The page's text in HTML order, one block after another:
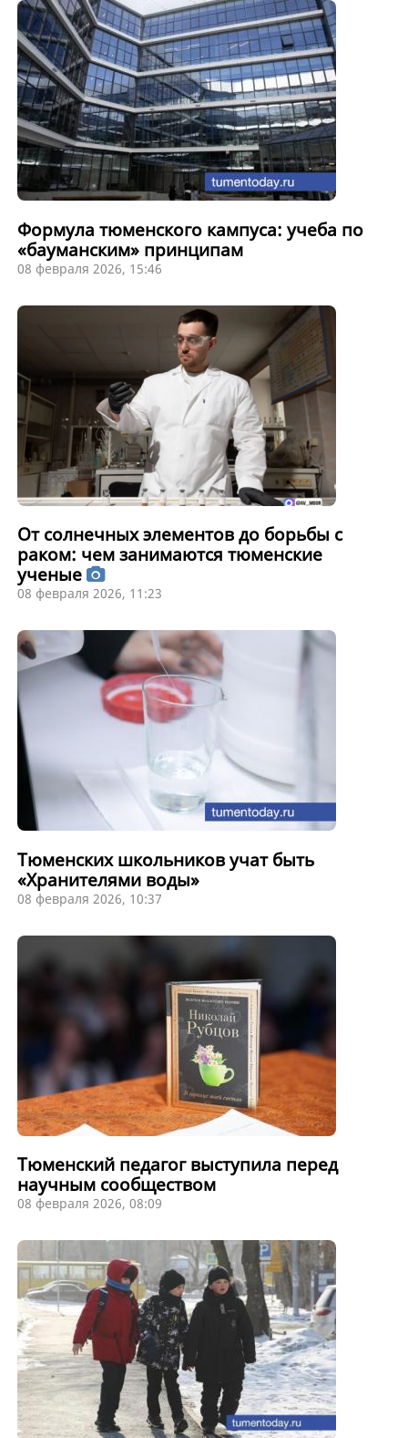
Формула тюменского кампуса: учеба по
«бауманским» принципам
08 февраля 2026, 15:46
От солнечных элементов до борьбы с
раком: чем занимаются тюменские
ученые
08 февраля 2026, 11:23
Тюменских школьников учат быть
«Хранителями воды»
08 февраля 2026, 10:37
Тюменский педагог выступила перед
научным сообществом
08 февраля 2026, 08:09